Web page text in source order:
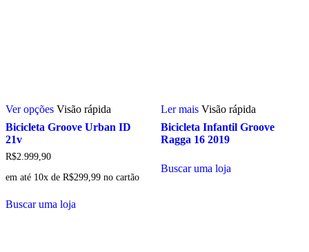
Ver opções produto
várias
opções
podem
escolhidas
Visão rápida
Bicicleta Groove Urban ID
21v
R$2.999,90
em até 10x de R$299,99 no cartão
Buscar uma loja
Ler mais Visão rápida
Bicicleta Infantil Groove
Ragga 16 2019
Buscar uma loja